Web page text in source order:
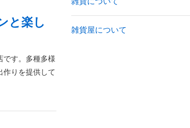
と楽し
です。多種多様
作りを提供して
雑貨屋について